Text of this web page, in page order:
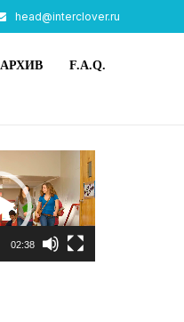
head@interclover.ru
АРХИВ F.A.Q.
02:38